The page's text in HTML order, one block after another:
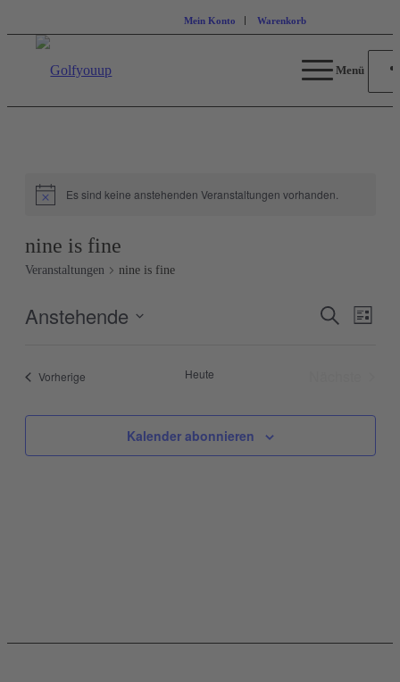
Mein Konto Warenkorb
Menü
Es sind keine anstehenden Veranstaltungen vorhanden.
nine is fine
Veranstaltungen nine is fine
Suche
Liste
Anstehende
VorherigeVeranstaltungen Heute
Kalender abonnieren